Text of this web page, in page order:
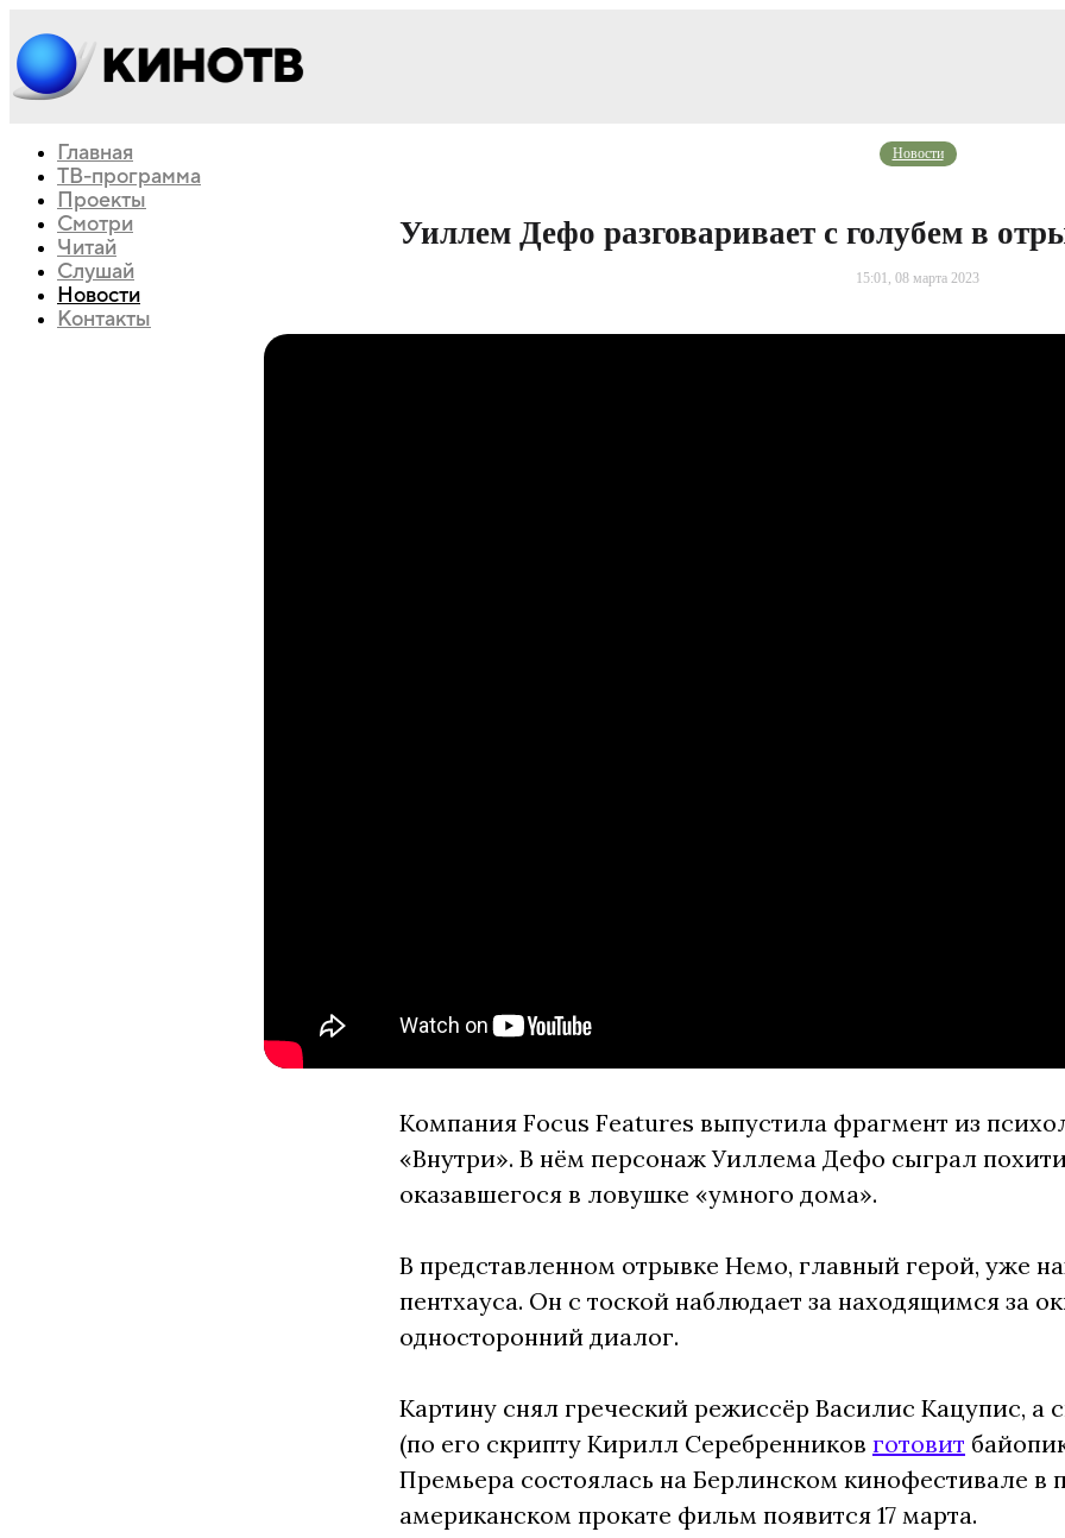
Главная
ТВ-программа
Проекты
Смотри
Читай
Слушай
Новости
Контакты
Новости
Уиллем Дефо разговаривает с голубем в
15:01, 08 марта 2023
Компания Focus Features выпустила фрагмент из
«Внутри». В нём персонаж Уиллема Дефо сыграл
оказавшегося в ловушке «умного дома».
В представленном отрывке Немо, главный герой, уже
пентхауса. Он с тоской наблюдает за находящимся за
односторонний диалог.
Картину снял греческий режиссёр Василис Кацупис, а
(по его скрипту Кирилл Серебренников готовит
Премьера состоялась на Берлинском кинофестивале в
американском прокате фильм появится 17 марта.